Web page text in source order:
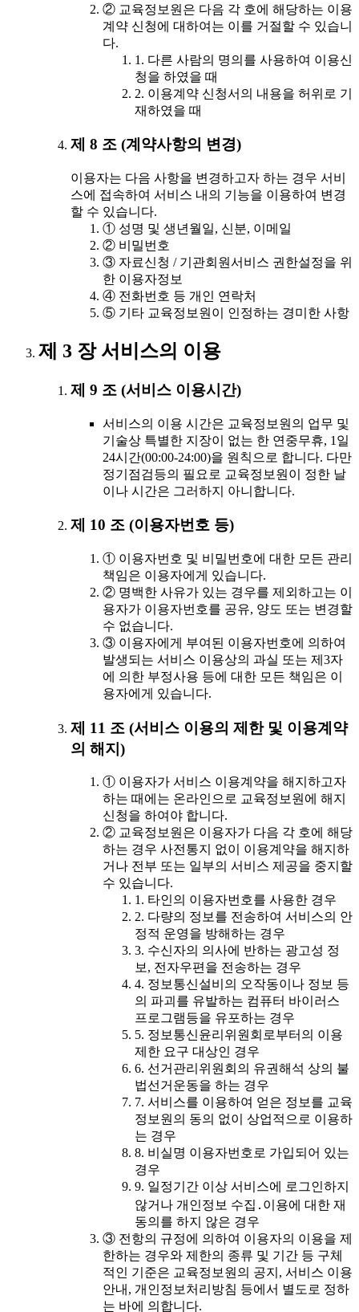
② 교육정보원은 다음 각 호에 해당하는 이용
계약 신청에 대하여는 이를 거절할 수 있습니
다.
1. 다른 사람의 명의를 사용하여 이용신
청을 하였을 때
2. 이용계약 신청서의 내용을 허위로 기
재하였을 때
제 8 조 (계약사항의 변경)
이용자는 다음 사항을 변경하고자 하는 경우 서비
스에 접속하여 서비스 내의 기능을 이용하여 변경
할 수 있습니다.
① 성명 및 생년월일, 신분, 이메일
② 비밀번호
③ 자료신청 / 기관회원서비스 권한설정을 위
한 이용자정보
④ 전화번호 등 개인 연락처
⑤ 기타 교육정보원이 인정하는 경미한 사항
제 3 장 서비스의 이용
제 9 조 (서비스 이용시간)
서비스의 이용 시간은 교육정보원의 업무 및
기술상 특별한 지장이 없는 한 연중무휴, 1일
24시간(00:00-24:00)을 원칙으로 합니다. 다만
정기점검등의 필요로 교육정보원이 정한 날
이나 시간은 그러하지 아니합니다.
제 10 조 (이용자번호 등)
① 이용자번호 및 비밀번호에 대한 모든 관리
책임은 이용자에게 있습니다.
② 명백한 사유가 있는 경우를 제외하고는 이
용자가 이용자번호를 공유, 양도 또는 변경할
수 없습니다.
③ 이용자에게 부여된 이용자번호에 의하여
발생되는 서비스 이용상의 과실 또는 제3자
에 의한 부정사용 등에 대한 모든 책임은 이
용자에게 있습니다.
제 11 조 (서비스 이용의 제한 및 이용계약
의 해지)
① 이용자가 서비스 이용계약을 해지하고자
하는 때에는 온라인으로 교육정보원에 해지
신청을 하여야 합니다.
② 교육정보원은 이용자가 다음 각 호에 해당
하는 경우 사전통지 없이 이용계약을 해지하
거나 전부 또는 일부의 서비스 제공을 중지할
수 있습니다.
1. 타인의 이용자번호를 사용한 경우
2. 다량의 정보를 전송하여 서비스의 안
정적 운영을 방해하는 경우
3. 수신자의 의사에 반하는 광고성 정
보, 전자우편을 전송하는 경우
4. 정보통신설비의 오작동이나 정보 등
의 파괴를 유발하는 컴퓨터 바이러스
프로그램등을 유포하는 경우
5. 정보통신윤리위원회로부터의 이용
제한 요구 대상인 경우
6. 선거관리위원회의 유권해석 상의 불
법선거운동을 하는 경우
7. 서비스를 이용하여 얻은 정보를 교육
정보원의 동의 없이 상업적으로 이용하
는 경우
8. 비실명 이용자번호로 가입되어 있는
경우
9. 일정기간 이상 서비스에 로그인하지
않거나 개인정보 수집․이용에 대한 재
동의를 하지 않은 경우
③ 전항의 규정에 의하여 이용자의 이용을 제
한하는 경우와 제한의 종류 및 기간 등 구체
적인 기준은 교육정보원의 공지, 서비스 이용
안내, 개인정보처리방침 등에서 별도로 정하
는 바에 의합니다.